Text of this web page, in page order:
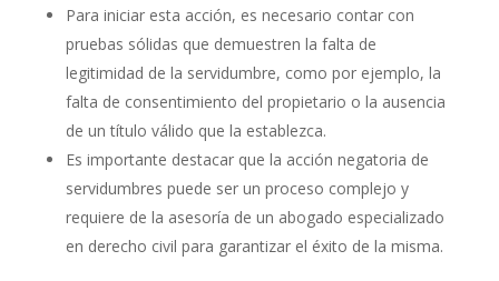
Para iniciar esta acción, es necesario contar con
pruebas sólidas que demuestren la falta de
legitimidad de la servidumbre, como por ejemplo, la
falta de consentimiento del propietario o la ausencia
de un título válido que la establezca.
Es importante destacar que la acción negatoria de
servidumbres puede ser un proceso complejo y
requiere de la asesoría de un abogado especializado
en derecho civil para garantizar el éxito de la misma.